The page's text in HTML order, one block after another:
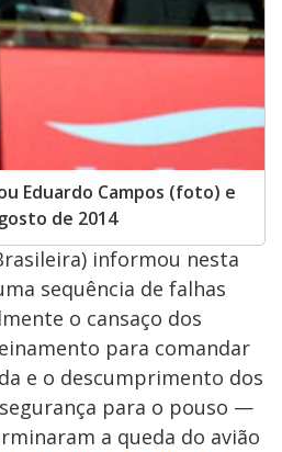
Eduardo Campos (foto) e
de 2014
informou nesta
sequência de falhas
o cansaço dos
para comandar
e o descumprimento dos
para o pouso —
a queda do avião